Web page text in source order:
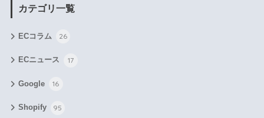
カテゴリ一覧
ECコラム 26
ECニュース 17
Google 16
Shopify 95